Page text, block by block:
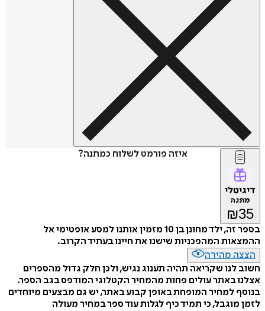
איזה פורמט לשלוח כמתנה?
דיגיטלי
מתנה
₪35
בספר זה, ילד מחונן בן 10 מזמין אותנו למסע אופטימי אל
ההמצאות המהפכניות שישנו את חיינו בעתיד הקרוב.
הצצה מהירה
חשוב לנו שקריאה תהיה תענוג נגיש, ולכן חלק גדול מהספרים
אצלנו באתר עולים פחות מהמחיר הקטלוגי המודפס בגב הספר.
בנוסף למחיר המופחת באופן קבוע באתר, יש גם מבצעים מיוחדים
לזמן מוגבל, כי תמיד כיף לגלות עוד ספר במחיר מעולה